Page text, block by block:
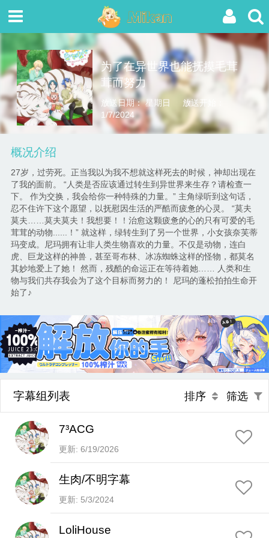
为了在异世界也能抚摸毛茸
茸而努力
放送日期： 星期日
放送开始：
1/7/2024
概况介绍
27岁，过劳死。正当我以为我不想就这样死去的时候，神却出现在
了我的面前。 “人类是否应该通过转生到异世界来生存？请检查一
下。 作为交换，我会给你一种特殊的力量。” 主角绿听到这句话，
忍不住许下这个愿望，以抚慰因生活的严酷而疲惫的心灵。 “莫夫
莫夫……莫夫莫夫！我想要！！治愈这颗疲惫的心的只有可爱的毛
茸茸的动物......！” 就这样，绿转生到了另一个世界，小女孩奈芙蒂
玛变成。尼玛拥有让非人类生物喜欢的力量。不仅是动物，连白
虎、巨龙这样的神兽，甚至哥布林、冰冻蜘蛛这样的怪物，都莫名
其妙地爱上了她！ 然而，残酷的命运正在等待着她…… 人类和生
物与我们共存我会为了这个目标而努力的！ 尼玛的蓬松拍拍生命开
始了♪
字幕组列表 排序 筛选
7³ACG
更新: 6/19/2026
生肉/不明字幕
更新: 5/3/2024
LoliHouse